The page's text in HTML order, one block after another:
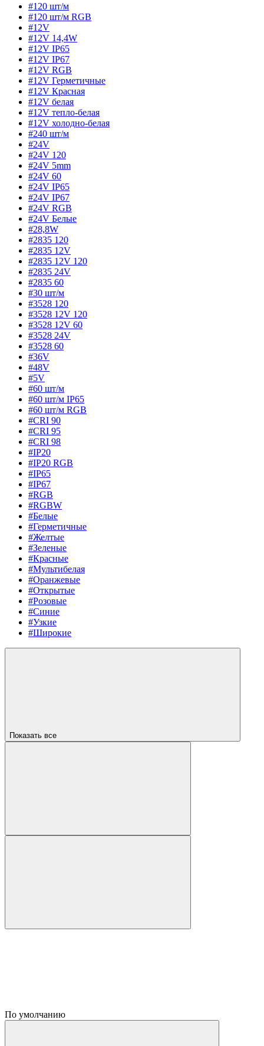
#120 шт/м
#120 шт/м RGB
#12V
#12V 14,4W
#12V IP65
#12V IP67
#12V RGB
#12V Герметичные
#12V Красная
#12V белая
#12V тепло-белая
#12V холодно-белая
#240 шт/м
#24V
#24V 120
#24V 5mm
#24V 60
#24V IP65
#24V IP67
#24V RGB
#24V Белые
#28,8W
#2835 120
#2835 12V
#2835 12V 120
#2835 24V
#2835 60
#30 шт/м
#3528 120
#3528 12V 120
#3528 12V 60
#3528 24V
#3528 60
#36V
#48V
#5V
#60 шт/м
#60 шт/м IP65
#60 шт/м RGB
#CRI 90
#CRI 95
#CRI 98
#IP20
#IP20 RGB
#IP65
#IP67
#RGB
#RGBW
#Белые
#Герметичные
#Желтые
#Зеленые
#Красные
#Мультибелая
#Оранжевые
#Открытые
#Розовые
#Синие
#Узкие
#Широкие
Показать все
По умолчанию